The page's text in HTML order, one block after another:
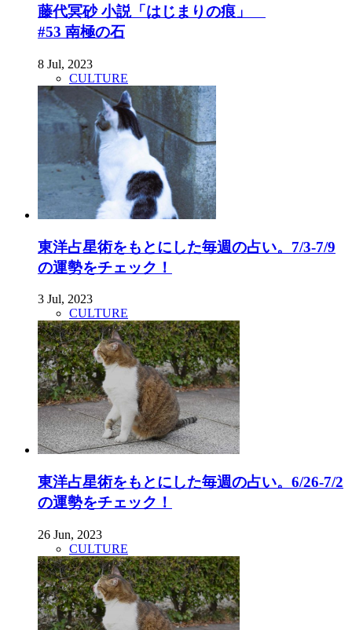
藤代冥砂 小説「はじまりの痕」
#53 南極の石
8 Jul, 2023
CULTURE
東洋占星術をもとにした毎週の占い。7/3-7/9
の運勢をチェック！
3 Jul, 2023
CULTURE
東洋占星術をもとにした毎週の占い。6/26-7/2
の運勢をチェック！
26 Jun, 2023
CULTURE